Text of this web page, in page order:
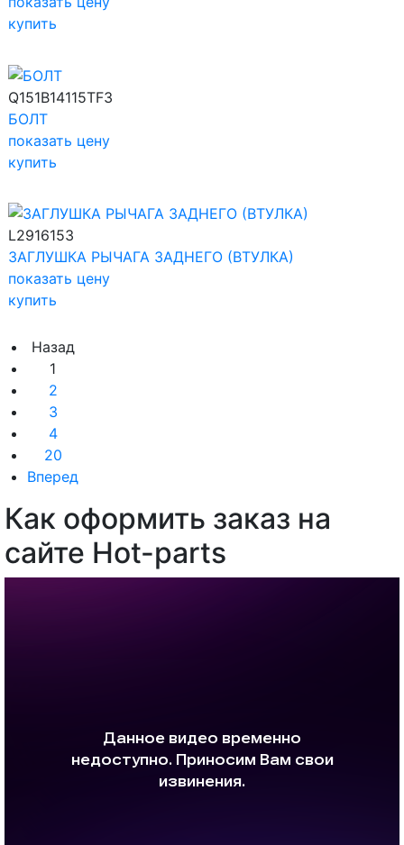
купить
Q151B14115TF3
БОЛТ
показать цену
купить
L2916153
ЗАГЛУШКА РЫЧАГА ЗАДНЕГО (ВТУЛКА)
показать цену
купить
Назад
1
2
3
4
20
Вперед
Как оформить заказ на
сайте Hot-parts